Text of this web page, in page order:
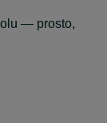
— prosto,